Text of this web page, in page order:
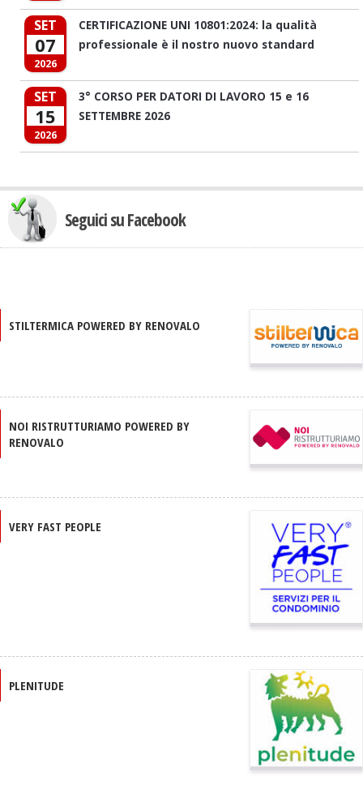
SET
07
2026
CERTIFICAZIONE UNI 10801:2024: la qualità
professionale è il nostro nuovo standard
SET
15
2026
3° CORSO PER DATORI DI LAVORO 15 e 16
SETTEMBRE 2026
Seguici su Facebook
STILTERMICA POWERED BY RENOVALO
NOI RISTRUTTURIAMO POWERED BY
RENOVALO
VERY FAST PEOPLE
PLENITUDE